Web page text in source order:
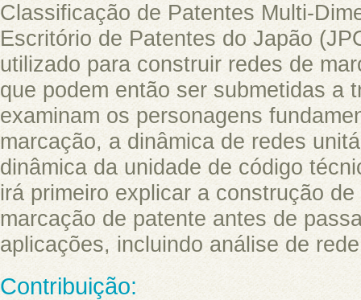
Classificação de Patentes Multi-
Escritório de Patentes do Japão
utilizado para construir redes de
que podem então ser submetidas a
examinam os personagens
marcação, a dinâmica de redes
dinâmica da unidade de código
irá primeiro explicar a construção
marcação de patente antes de
aplicações, incluindo análise de
Contribuição: